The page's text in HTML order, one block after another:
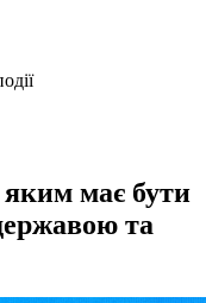
має бути
та